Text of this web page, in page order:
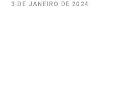
3 DE JANEIRO DE 2024